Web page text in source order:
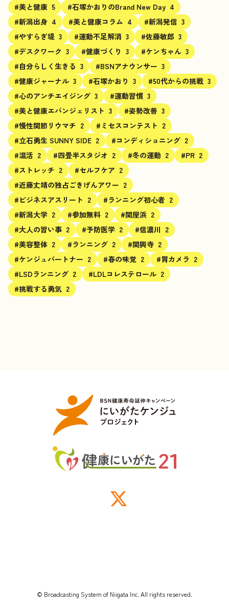
#美と健康 5 #石塚かおりのBrand New Day 4
#新潟出身 4 #美と健康コラム 4 #新潟発信 3
#やすらぎ堤 3 #運動不足解消 3 #佐藤敏郎 3
#デスクワーク 3 #健康づくり 3 #ケンちゃん 3
#自分らしく生きる 3 #BSNアナウンサー 3
#健康ジャーナル 3 #石塚かおり 3 #50代からの挑戦 3
#心のアンチエイジング 3 #運動習慣 3
#美と健康エバンジェリスト 3 #姿勢改善 3
#慢性関節リウマチ 2 #ミセスコンテスト 2
#立石勇生 SUNNY SIDE 2 #コンディショニング 2
#温活 2 #四畳半スタジオ 2 #冬の運動 2 #PR 2
#ストレッチ 2 #セルフケア 2
#近藤丈靖の独占ごきげんアワー 2
#ビジネスアスリート 2 #ランニング初心者 2
#新潟大学 2 #参加無料 2 #関屋浜 2
#大人の習い事 2 #予防医学 2 #信濃川 2
#美容整体 2 #ランニング 2 #関興寺 2
#ケンジュパートナー 2 #春の味覚 2 #胃カメラ 2
#LSDランニング 2 #LDLコレステロール 2
#挑戦する勇気 2
© Broadcasting System of Niigata Inc. All rights reserved.